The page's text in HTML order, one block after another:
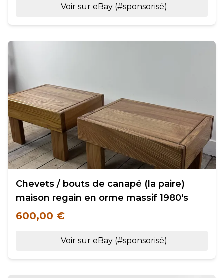
Voir sur eBay (#sponsorisé)
Chevets / bouts de canapé (la paire)
maison regain en orme massif 1980's
600,00 €
Voir sur eBay (#sponsorisé)